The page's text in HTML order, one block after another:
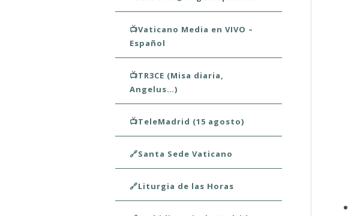
📺Vaticano Media en VIVO –
Español
📺TR3CE (Misa diaria,
Angelus…)
📺TeleMadrid (15 agosto)
🔗Santa Sede Vaticano
🔗Liturgia de las Horas